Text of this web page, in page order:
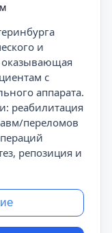
и
оказывающая
с
аппарата.
реабилитация
переломов
репозиция и